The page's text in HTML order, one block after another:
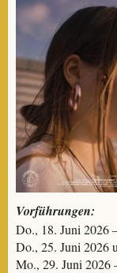
Vorführungen:
Do., 18. Juni 2026
Do., 25. Juni 2026
Mo., 29. Juni 2026